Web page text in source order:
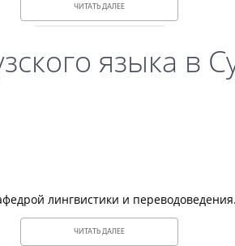
ЧИТАТЬ ДАЛЕЕ
языка в
лингвистики и переводоведения.
ЧИТАТЬ ДАЛЕЕ